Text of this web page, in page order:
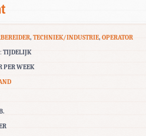
, TECHNIEK/INDUSTRIE, OPERATOR
TIJDELIJK
PER WEEK